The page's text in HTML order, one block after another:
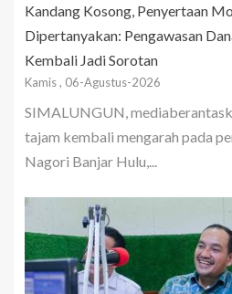
Kandang Kosong, Penyertaan
Dipertanyakan: Pengawasan
Kembali Jadi Sorotan
Kamis , 06-Agustus-2026
SIMALUNGUN,
tajam kembali mengarah pada
Nagori Banjar Hulu,...